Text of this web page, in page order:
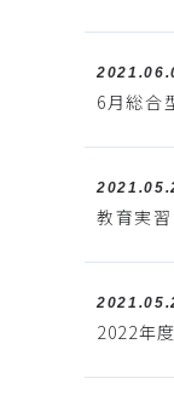
6月総合
教育実
2022年